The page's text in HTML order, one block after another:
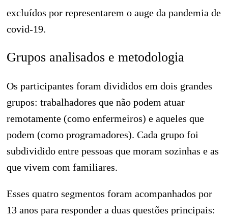
excluídos por representarem o auge da pandemia de
covid-19.
Grupos analisados e metodologia
Os participantes foram divididos em dois grandes
grupos: trabalhadores que não podem atuar
remotamente (como enfermeiros) e aqueles que
podem (como programadores). Cada grupo foi
subdividido entre pessoas que moram sozinhas e as
que vivem com familiares.
Esses quatro segmentos foram acompanhados por
13 anos para responder a duas questões principais: